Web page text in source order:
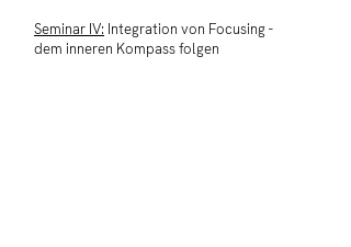
Seminar IV: Integration von Focusing -
dem inneren Kompass folgen